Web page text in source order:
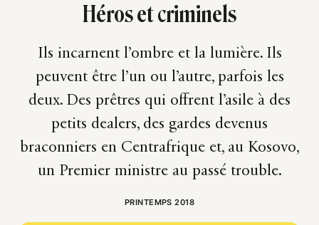
Héros et criminels
Ils incarnent l’ombre et la lumière. Ils
peuvent être l’un ou l’autre, parfois les
deux. Des prêtres qui offrent l’asile à des
petits dealers, des gardes devenus
braconniers en Centrafrique et, au Kosovo,
un Premier ministre au passé trouble.
PRINTEMPS 2018